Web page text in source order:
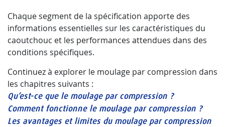
Chaque segment de la spécification apporte des
informations essentielles sur les caractéristiques du
caoutchouc et les performances attendues dans des
conditions spécifiques.
Continuez à explorer le moulage par compression dans
les chapitres suivants :
Qu’est-ce que le moulage par compression ?
Comment fonctionne le moulage par compression ?
Les avantages et limites du moulage par compression